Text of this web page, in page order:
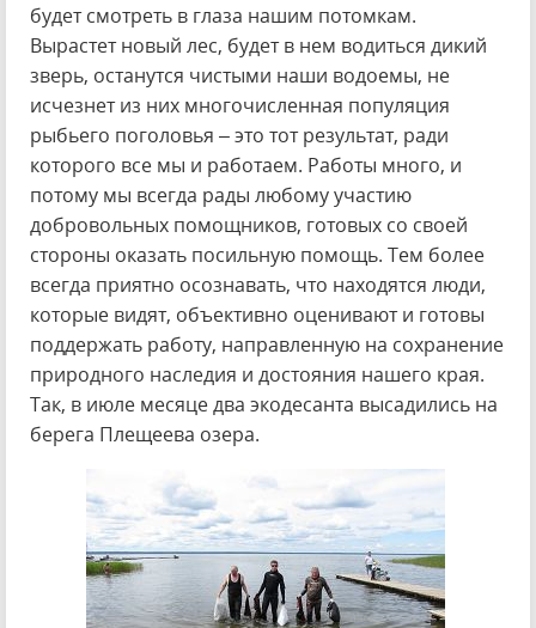
будет смотреть в глаза нашим потомкам.
Вырастет новый лес, будет в нем водиться дикий
зверь, останутся чистыми наши водоемы, не
исчезнет из них многочисленная популяция
рыбьего поголовья – это тот результат, ради
которого все мы и работаем. Работы много, и
потому мы всегда рады любому участию
добровольных помощников, готовых со своей
стороны оказать посильную помощь. Тем более
всегда приятно осознавать, что находятся люди,
которые видят, объективно оценивают и готовы
поддержать работу, направленную на сохранение
природного наследия и достояния нашего края.
Так, в июле месяце два экодесанта высадились на
берега Плещеева озера.